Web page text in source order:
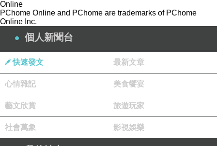
只有了解邪惡，才能戰勝邪惡！
《羅織經》由著名的唐代大奸臣來俊臣撰寫，一
提到唐代武則天時期的來俊臣，人們首先想到他
是中國歷史上「臭名昭著」的酷吏，「請君入
甕」的發明者，但少有人知道他曾編寫過一本流
傳至今集邪惡智慧之大全的「酷吏秘笈」──《羅
織經》
Online
PChome Online and PChome are trademarks of PChome
Online Inc.
個人新聞台
快速發文 最新文章
心情雜記 美食饗宴
藝文欣賞 旅遊玩家
社會萬象 影視娛樂